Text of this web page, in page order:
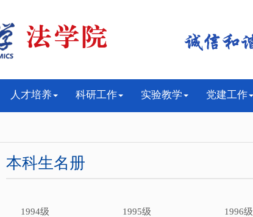
人才培养 科研工作 实验教学 党建工作
本科生名册
1994级 1995级 1996级